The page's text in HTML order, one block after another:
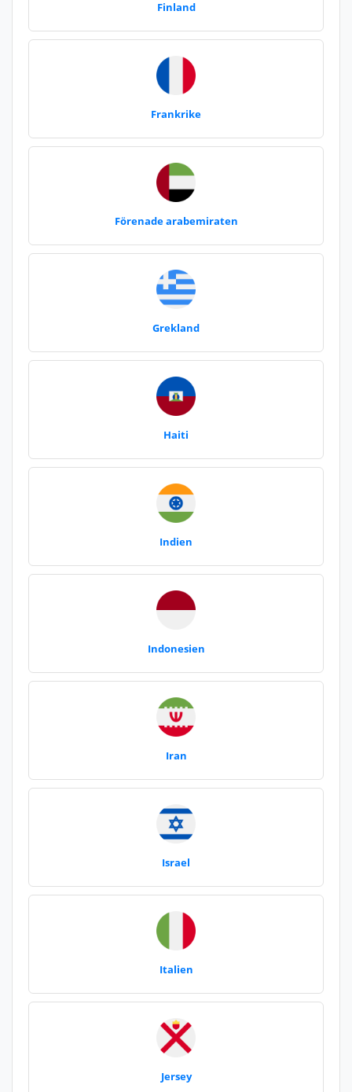
Finland
Frankrike
Förenade arabemiraten
Grekland
Haiti
Indien
Indonesien
Iran
Israel
Italien
Jersey